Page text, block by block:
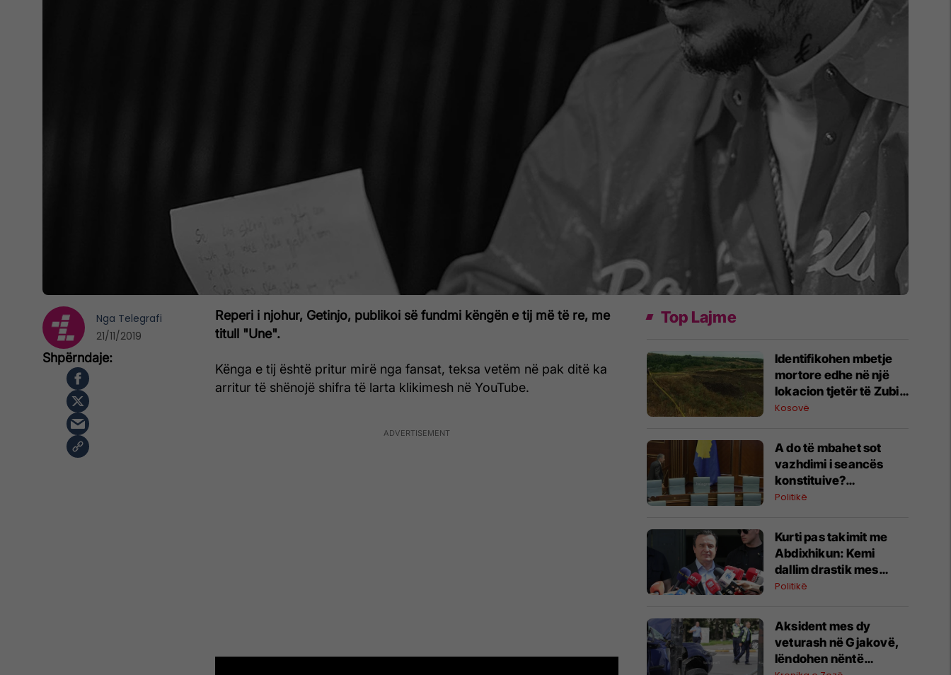
Reperi i njohur, Getinjo, publikoi së fundmi këngën e tij më të re, me
titull "Une".
Kënga e tij është pritur mirë nga fansat, teksa vetëm në pak ditë ka
arritur të shënojë shifra të larta klikimesh në YouTube.
Nga Telegrafi
21/11/2019
Top Lajme
Identifikohen mbetje
mortore edhe në një
lokacion tjetër të Zubin
Potokut, Policia dhe
japin detajet
Kosovë
A do të mbahet sot
vazhdimi i seancës
konstituive?
Deklarohet Kurti
Politikë
Kurti pas takimit me
Abdixhikun: Kemi
dallim drastik mes
rezultatit zgjedhor dhe
Politikë
Aksident mes dy
veturash në Gjakovë,
lëndohen nëntë